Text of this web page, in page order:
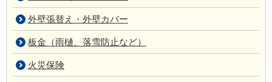
外壁張替え・外壁カバー
板金（雨樋、落雪防止など）
火災保険